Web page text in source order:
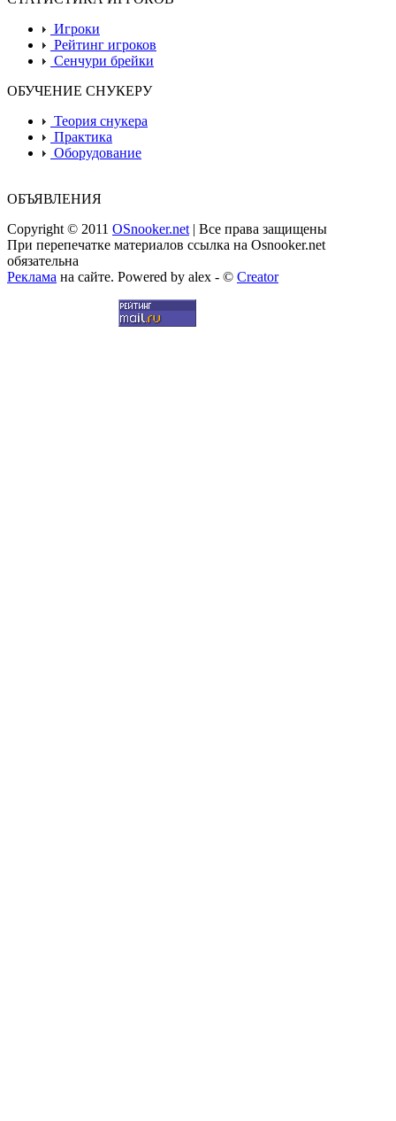
Игроки
Рейтинг игроков
Сенчури брейки
ОБУЧЕНИЕ СНУКЕРУ
Теория снукера
Практика
Оборудование
ОБЪЯВЛЕНИЯ
Copyright © 2011 OSnooker.net| Все права защищены
При перепечатке материалов ссылка на Osnooker.net
обязательна
Реклама на сайте. Powered by alex - © Creator